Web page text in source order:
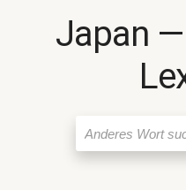
Japan